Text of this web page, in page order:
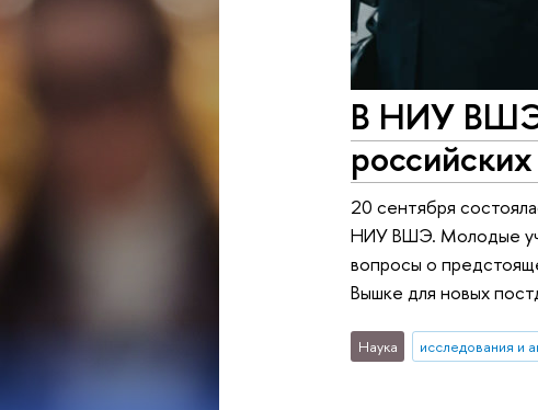
В НИУ ВШЭ
20 сентября
НИУ ВШЭ. Молодые
вопросы о
Вышке для новых
Наука исследования и